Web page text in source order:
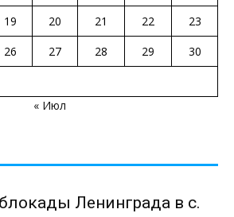
19 20 21 22
23
26 27 28 29
30
« Июл
Ленинграда в с.